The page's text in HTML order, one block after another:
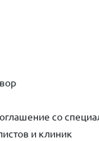
со
и клиник